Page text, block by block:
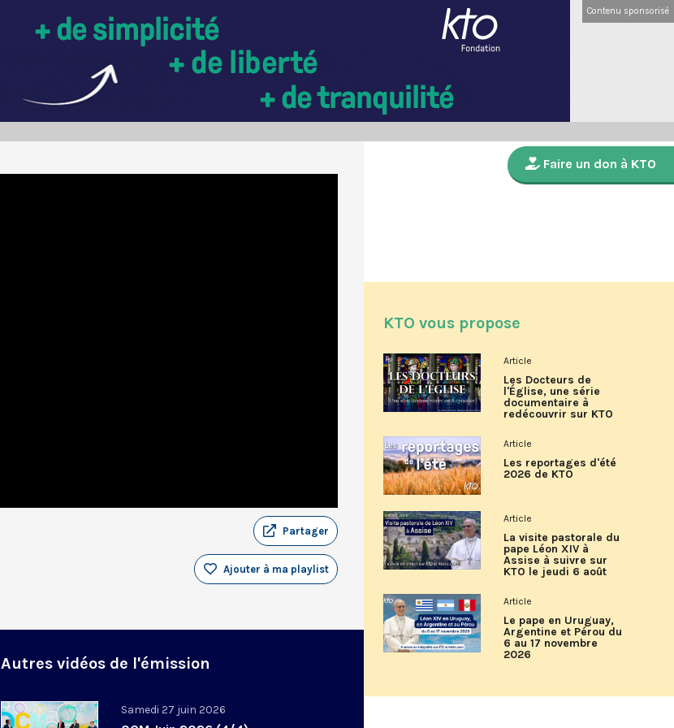
Contenu sponsorisé
Partager
Ajouter à ma playlist
Autres vidéos de l'émission
Samedi 27 juin 2026
Faire un don à KTO
KTO vous propose
Article
Les Docteurs de
l'Église, une série
documentaire à
redécouvrir sur KTO
Article
Les reportages d'été
2026 de KTO
Article
La visite pastorale du
pape Léon XIV à
Assise à suivre sur
KTO le jeudi 6 août
Article
Le pape en Uruguay,
Argentine et Pérou du
6 au 17 novembre
2026